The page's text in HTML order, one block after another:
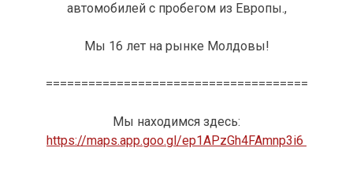
автомобилей с пробегом из Европы.,
Мы 16 лет на рынке Молдовы!
=====================================
Мы находимся здесь:
https://maps.app.goo.gl/ep1APzGh4FAmnp3i6